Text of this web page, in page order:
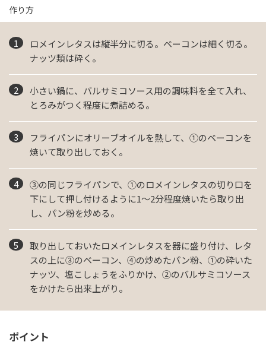
作り方
ロメインレタスは縦半分に切る。ベーコンは細く切る。
ナッツ類は砕く。
小さい鍋に、バルサミコソース用の調味料を全て入れ、
とろみがつく程度に煮詰める。
フライパンにオリーブオイルを熱して、①のベーコンを
焼いて取り出しておく。
③の同じフライパンで、①のロメインレタスの切り口を
下にして押し付けるように1～2分程度焼いたら取り出
し、パン粉を炒める。
取り出しておいたロメインレタスを器に盛り付け、レタ
スの上に③のベーコン、④の炒めたパン粉、①の砕いた
ナッツ、塩こしょうをふりかけ、②のバルサミコソース
をかけたら出来上がり。
ポイント